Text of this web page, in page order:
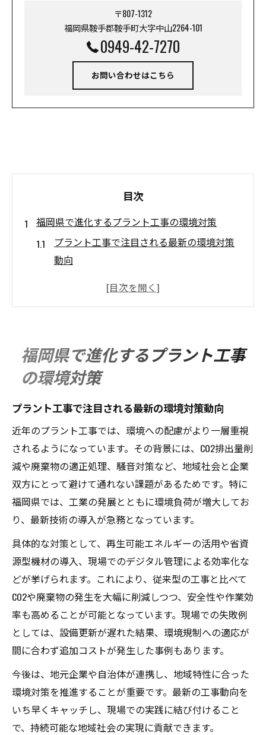
〒807-1312
福岡県鞍手郡鞍手町大字中山2264-101
0949-42-7270
お問い合わせはこちら
目次
福岡県で進化するプラント工事の環境対策
プラント工事で注目される最新の環境対策
動向
福岡県におけるプラント工事環境対応の重
環境負荷低減を目指すプラント工事の工夫
事例
事の条件
環境対応を実現するプラント工事技術最前線
プラント工事現場で活躍する環境対応技術
省資源・再生可能エネルギーを使う工事手
法
プラント工事の環境対応技術導入例と効果
安全と環境を両立するプラント工事の新提
案
持続可能な工事を目指す現場の工夫と実践例
現場で実践されるプラント工事の環境配慮
策
エコ意識の高いプラント工事現場の取り組
資材再利用による環境対応の具体的工夫
省エネ設備導入が進むプラント工事の現場
持続可能性を高める現場のプラント工事実
福岡県で進化するプラント工事
の環境対策
プラント工事で注目される最新の環境対策動向
近年のプラント工事では、環境への配慮がより一層重視
されるようになっています。その背景には、CO2排出量削
減や廃棄物の適正処理、騒音対策など、地域社会と企業
双方にとって避けて通れない課題があるためです。特に
福岡県では、工業の発展とともに環境負荷が増大してお
り、最新技術の導入が急務となっています。
具体的な対策として、再生可能エネルギーの活用や省資
源型機材の導入、現場でのデジタル管理による効率化な
どが挙げられます。これにより、従来型の工事と比べて
CO2や廃棄物の発生を大幅に削減しつつ、安全性や作業効
率も高めることが可能となっています。現場での失敗例
としては、設備更新が遅れた結果、環境規制への適応が
間に合わず追加コストが発生した事例もあります。
今後は、地元企業や自治体が連携し、地域特性に合った
環境対策を推進することが重要です。最新の工事動向を
いち早くキャッチし、現場での実践に結び付けること
で、持続可能な地域社会の実現に貢献できます。